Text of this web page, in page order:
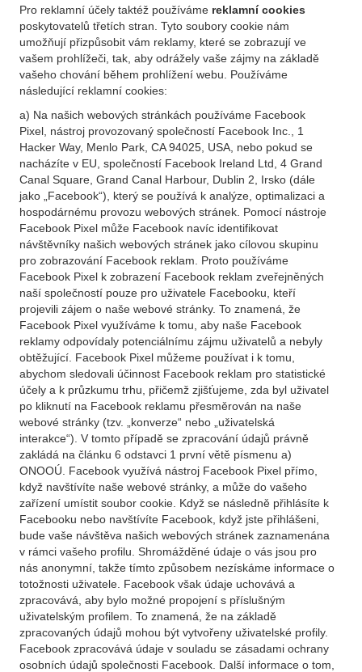
Pro reklamní účely taktéž používáme reklamní cookies
poskytovatelů třetích stran. Tyto soubory cookie nám
umožňují přizpůsobit vám reklamy, které se zobrazují ve
vašem prohlížeči, tak, aby odrážely vaše zájmy na základě
vašeho chování během prohlížení webu. Používáme
následující reklamní cookies:
a) Na našich webových stránkách používáme Facebook
Pixel, nástroj provozovaný společností Facebook Inc., 1
Hacker Way, Menlo Park, CA 94025, USA, nebo pokud se
nacházíte v EU, společností Facebook Ireland Ltd, 4 Grand
Canal Square, Grand Canal Harbour, Dublin 2, Irsko (dále
jako „Facebook“), který se používá k analýze, optimalizaci a
hospodárnému provozu webových stránek. Pomocí nástroje
Facebook Pixel může Facebook navíc identifikovat
návštěvníky našich webových stránek jako cílovou skupinu
pro zobrazování Facebook reklam. Proto používáme
Facebook Pixel k zobrazení Facebook reklam zveřejněných
naší společností pouze pro uživatele Facebooku, kteří
projevili zájem o naše webové stránky. To znamená, že
Facebook Pixel využíváme k tomu, aby naše Facebook
reklamy odpovídaly potenciálnímu zájmu uživatelů a nebyly
obtěžující. Facebook Pixel můžeme používat i k tomu,
abychom sledovali účinnost Facebook reklam pro statistické
účely a k průzkumu trhu, přičemž zjišťujeme, zda byl uživatel
po kliknutí na Facebook reklamu přesměrován na naše
webové stránky (tzv. „konverze“ nebo „uživatelská
interakce“). V tomto případě se zpracování údajů právně
zakládá na článku 6 odstavci 1 první větě písmenu a)
ONOOÚ. Facebook využívá nástroj Facebook Pixel přímo,
když navštívíte naše webové stránky, a může do vašeho
zařízení umístit soubor cookie. Když se následně přihlásíte k
Facebooku nebo navštívíte Facebook, když jste přihlášeni,
bude vaše návštěva našich webových stránek zaznamenána
v rámci vašeho profilu. Shromážděné údaje o vás jsou pro
nás anonymní, takže tímto způsobem nezískáme informace o
totožnosti uživatele. Facebook však údaje uchovává a
zpracovává, aby bylo možné propojení s příslušným
uživatelským profilem. To znamená, že na základě
zpracovaných údajů mohou být vytvořeny uživatelské profily.
Facebook zpracovává údaje v souladu se zásadami ochrany
osobních údajů společnosti Facebook. Další informace o tom,